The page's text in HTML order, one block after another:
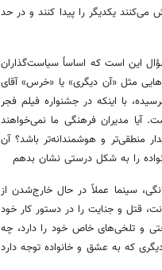
یکدیگر را پیدا کنند و در حد
این است که اساساً سیاست‌گذاران
مثل «آن دیگری» یا «خرس» آقای
با اینکه در جشنواره فیلم فجر
آیا مدیران فرهنگی ما نمی‌خواهند
منطقی‌تر و هوشمندانه‌تر باشد؟ آن
را به شکل درستی نشان بدهم
سینما عملاً در حال خارج‌شدن از
قتل و جنایت را در دستور کار خود
و تلخی‌های خاص خود را دارد، چه
که به عشق و خانواده توجه دارد